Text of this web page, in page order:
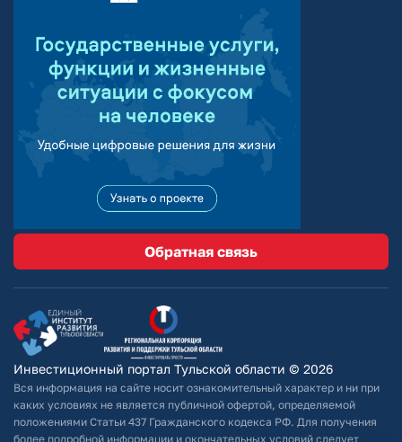
Обратная связь
Инвестиционный портал Тульской области © 2026
Вся информация на сайте носит ознакомительный характер и ни при
каких условиях не является публичной офертой, определяемой
положениями Статьи 437 Гражданского кодекса РФ. Для получения
более подробной информации и окончательных условий следует